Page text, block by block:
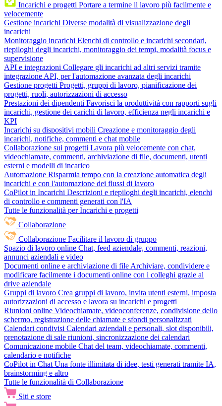
Incarichi e progetti Portare a termine il lavoro più facilmente e
velocemente
Gestione incarichi Diverse modalità di visualizzazione degli
incarichi
Monitoraggio incarichi Elenchi di controllo e incarichi secondari,
riepiloghi degli incarichi, monitoraggio dei tempi, modalità focus e
supervisione
API e integrazioni Collegare gli incarichi ad altri servizi tramite
integrazione API, per l'automazione avanzata degli incarichi
Gestione progetti Progetti, gruppi di lavoro, pianificazione dei
progetti, ruoli, autorizzazioni di accesso
Prestazioni dei dipendenti Favorisci la produttività con rapporti sugli
incarichi, gestione dei carichi di lavoro, efficienza negli incarichi e
KPI
Incarichi su dispositivi mobili Creazione e monitoraggio degli
incarichi, notifiche, commenti e chat mobile
Collaborazione sui progetti Lavora più velocemente con chat,
videochiamate, commenti, archiviazione di file, documenti, utenti
esterni e modelli di incarico
Automazione Risparmia tempo con la creazione automatica degli
incarichi e con l'automazione dei flussi di lavoro
CoPilot in Incarichi Descrizioni e riepiloghi degli incarichi, elenchi
di controllo e commenti generati con l'IA
Tutte le funzionalità per Incarichi e progetti
Collaborazione
Collaborazione Facilitare il lavoro di gruppo
Spazio di lavoro online Chat, feed aziendale, commenti, reazioni,
annunci aziendali e video
Documenti online e archiviazione di file Archiviare, condividere e
modificare facilmente i documenti online con i colleghi grazie al
drive aziendale
Gruppi di lavoro Crea gruppi di lavoro, invita utenti esterni, imposta
autorizzazioni di accesso e lavora su incarichi e progetti
Riunioni online Videochiamate, videoconferenze, condivisione dello
schermo, registrazione delle chiamate e sfondi personalizzati
Calendari condivisi Calendari aziendali e personali, slot disponibili,
prenotazione di sale riunioni, sincronizzazione dei calendari
Comunicazione mobile Chat del team, videochiamate, commenti,
calendario e notifiche
CoPilot in Chat Una fonte illimitata di idee, testi generati tramite IA,
brainstorming e altro
Tutte le funzionalità di Collaborazione
Siti e store